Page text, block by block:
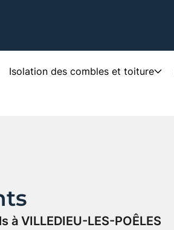
Isolation des combles et toiture
à VILLEDIEU-LES-POÊLES